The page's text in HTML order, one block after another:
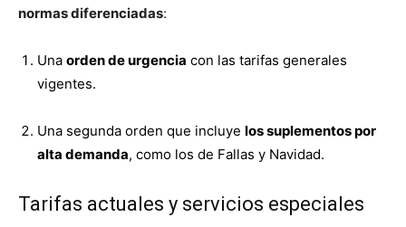
normas diferenciadas:
Una orden de urgencia con las tarifas generales
vigentes.
Una segunda orden que incluye los suplementos por
alta demanda, como los de Fallas y Navidad.
Tarifas actuales y servicios especiales